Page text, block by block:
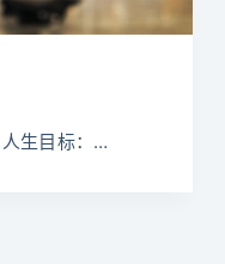
生目标：…